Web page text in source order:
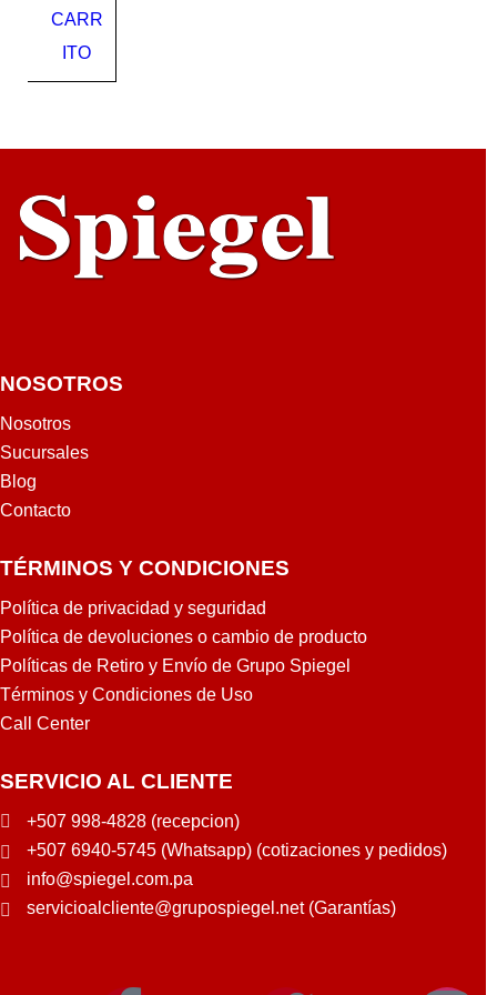
1/2
CARR
ITO
NOSOTROS
Nosotros
Sucursales
Blog
Contacto
TÉRMINOS Y CONDICIONES
Política de privacidad y seguridad
Política de devoluciones o cambio de producto
Políticas de Retiro y Envío de Grupo Spiegel
Términos y Condiciones de Uso
Call Center
SERVICIO AL CLIENTE
+507 998-4828 (recepcion)
+507 6940-5745 (Whatsapp) (cotizaciones y pedidos)
info@spiegel.com.pa
servicioalcliente@grupospiegel.net (Garantías)